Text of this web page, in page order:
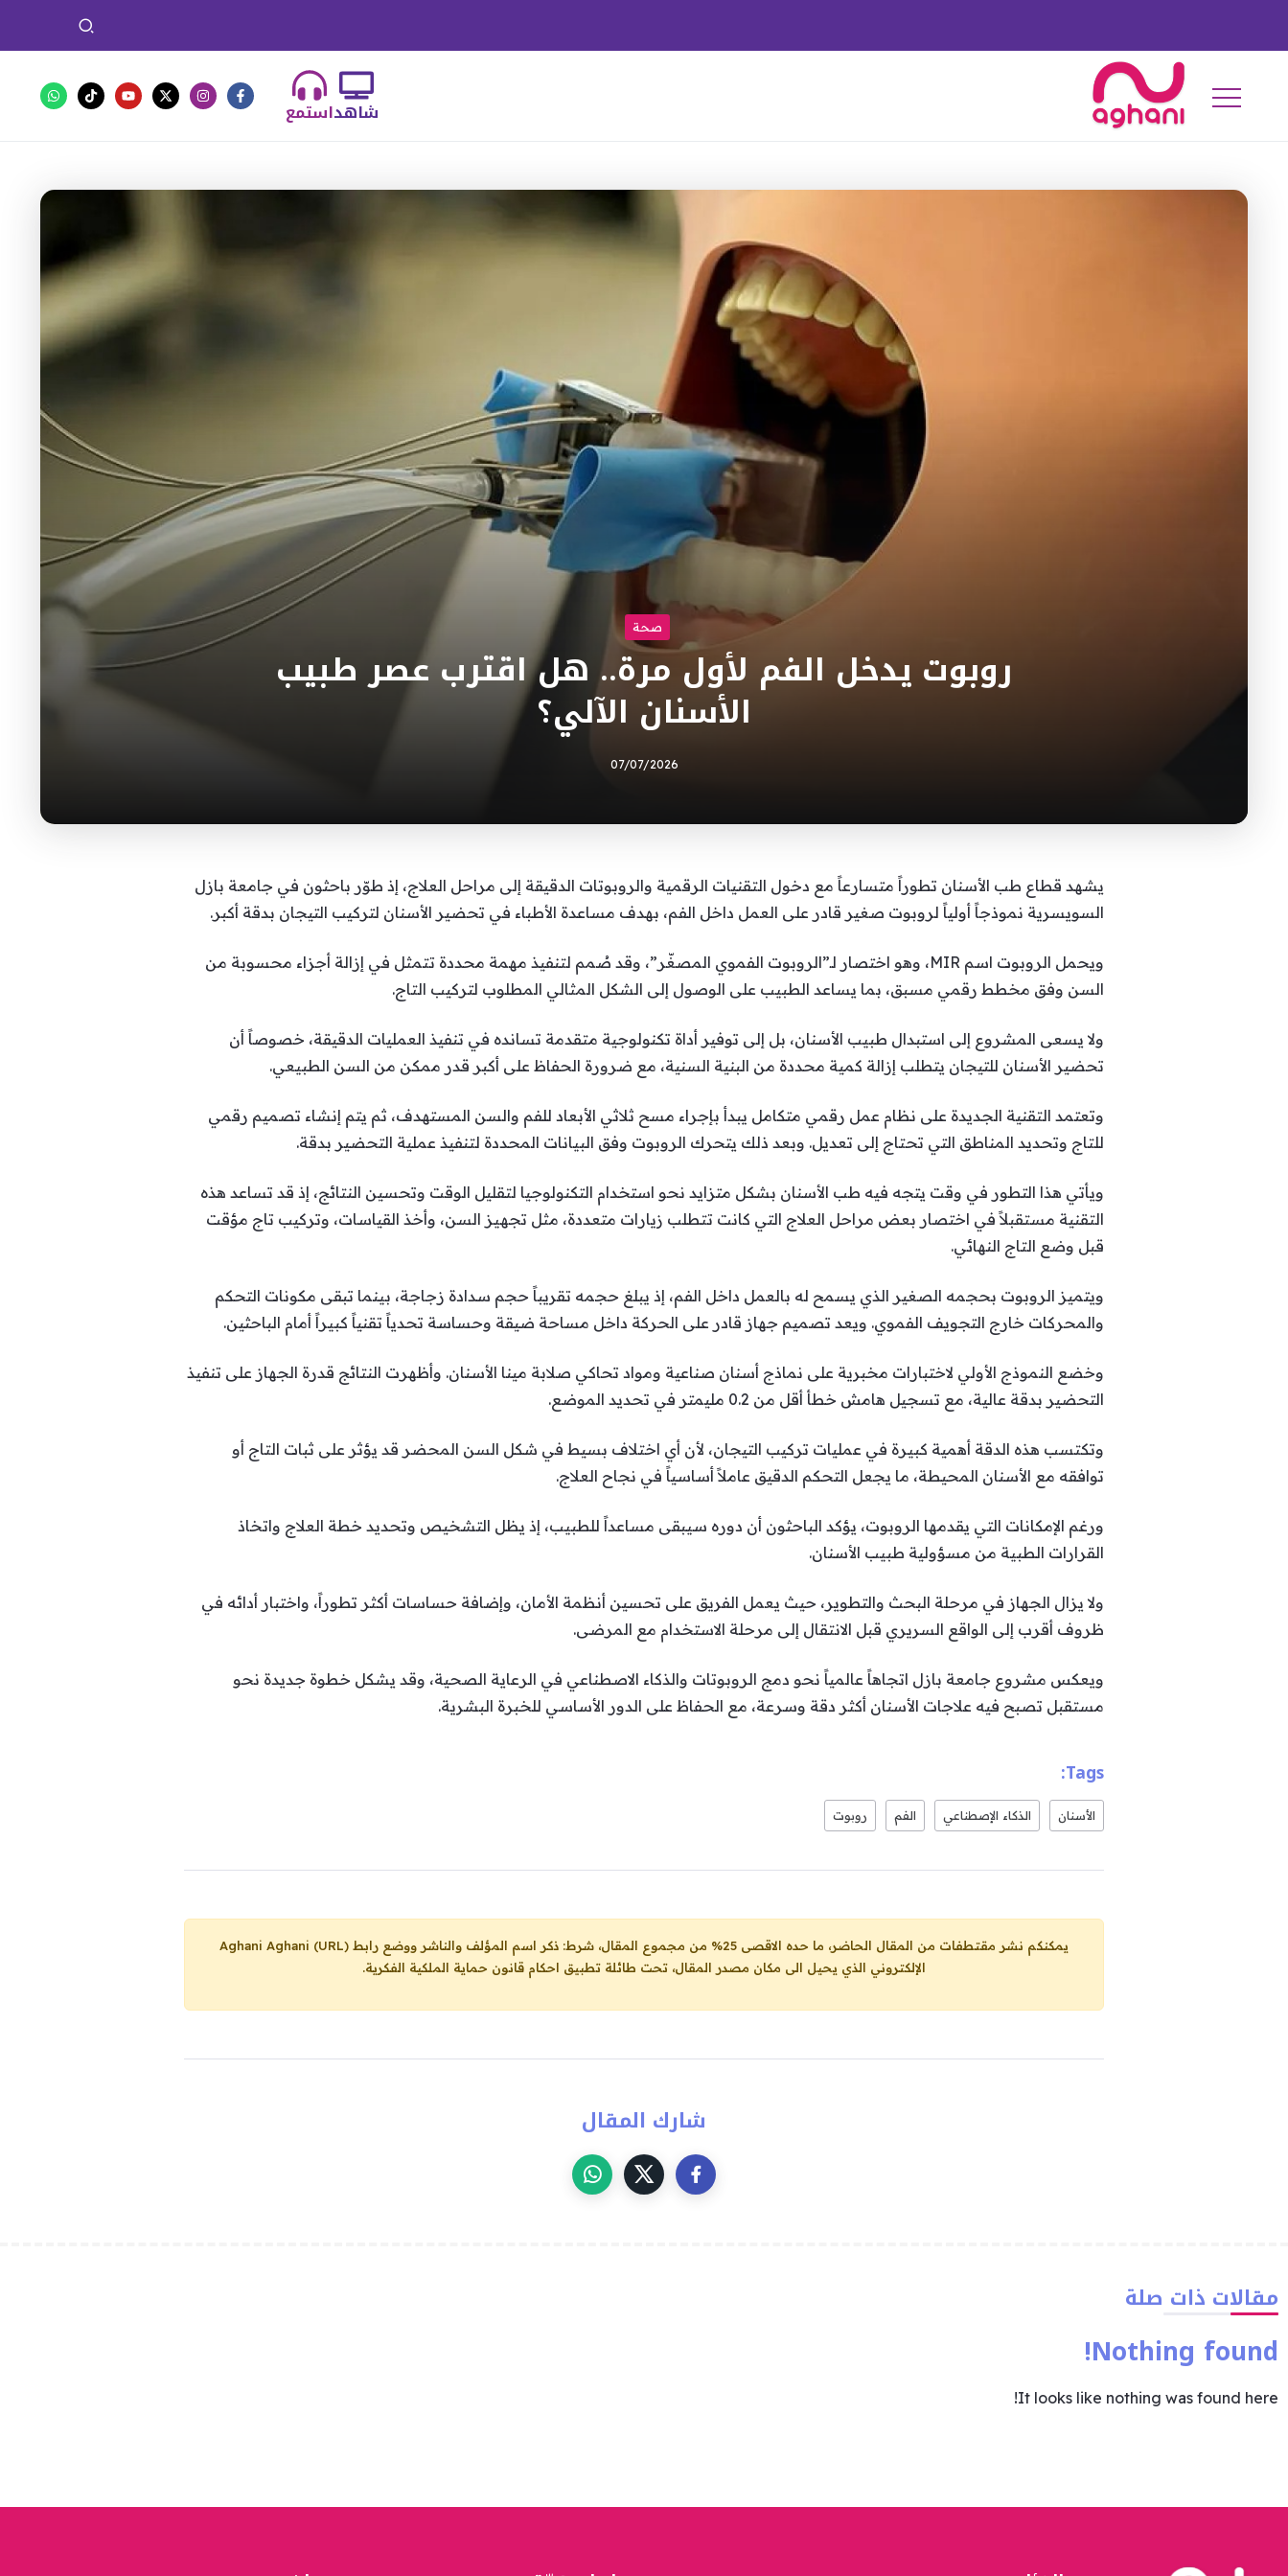
استمعشاهد
صحة
روبوت يدخل الفم لأول مرة.. هل اقترب عصر طبيب
الأسنان الآلي؟
07/07/2026
يشهد قطاع طب الأسنان تطوراً متسارعاً مع دخول التقنيات الرقمية والروبوتات الدقيقة إلى مراحل العلاج، إذ طوّر باحثون في جامعة بازل
السويسرية نموذجاً أولياً لروبوت صغير قادر على العمل داخل الفم، بهدف مساعدة الأطباء في تحضير الأسنان لتركيب التيجان بدقة أكبر.
ويحمل الروبوت اسم MIR، وهو اختصار لـ”الروبوت الفموي المصغّر”، وقد صُمم لتنفيذ مهمة محددة تتمثل في إزالة أجزاء محسوبة من
السن وفق مخطط رقمي مسبق، بما يساعد الطبيب على الوصول إلى الشكل المثالي المطلوب لتركيب التاج.
ولا يسعى المشروع إلى استبدال طبيب الأسنان، بل إلى توفير أداة تكنولوجية متقدمة تسانده في تنفيذ العمليات الدقيقة، خصوصاً أن
تحضير الأسنان للتيجان يتطلب إزالة كمية محددة من البنية السنية، مع ضرورة الحفاظ على أكبر قدر ممكن من السن الطبيعي.
وتعتمد التقنية الجديدة على نظام عمل رقمي متكامل يبدأ بإجراء مسح ثلاثي الأبعاد للفم والسن المستهدف، ثم يتم إنشاء تصميم رقمي
للتاج وتحديد المناطق التي تحتاج إلى تعديل. وبعد ذلك يتحرك الروبوت وفق البيانات المحددة لتنفيذ عملية التحضير بدقة.
ويأتي هذا التطور في وقت يتجه فيه طب الأسنان بشكل متزايد نحو استخدام التكنولوجيا لتقليل الوقت وتحسين النتائج، إذ قد تساعد هذه
التقنية مستقبلاً في اختصار بعض مراحل العلاج التي كانت تتطلب زيارات متعددة، مثل تجهيز السن، وأخذ القياسات، وتركيب تاج مؤقت
قبل وضع التاج النهائي.
ويتميز الروبوت بحجمه الصغير الذي يسمح له بالعمل داخل الفم، إذ يبلغ حجمه تقريباً حجم سدادة زجاجة، بينما تبقى مكونات التحكم
والمحركات خارج التجويف الفموي. ويعد تصميم جهاز قادر على الحركة داخل مساحة ضيقة وحساسة تحدياً تقنياً كبيراً أمام الباحثين.
وخضع النموذج الأولي لاختبارات مخبرية على نماذج أسنان صناعية ومواد تحاكي صلابة مينا الأسنان. وأظهرت النتائج قدرة الجهاز على تنفيذ
التحضير بدقة عالية، مع تسجيل هامش خطأ أقل من 0.2 مليمتر في تحديد الموضع.
وتكتسب هذه الدقة أهمية كبيرة في عمليات تركيب التيجان، لأن أي اختلاف بسيط في شكل السن المحضر قد يؤثر على ثبات التاج أو
توافقه مع الأسنان المحيطة، ما يجعل التحكم الدقيق عاملاً أساسياً في نجاح العلاج.
ورغم الإمكانات التي يقدمها الروبوت، يؤكد الباحثون أن دوره سيبقى مساعداً للطبيب، إذ يظل التشخيص وتحديد خطة العلاج واتخاذ
القرارات الطبية من مسؤولية طبيب الأسنان.
ولا يزال الجهاز في مرحلة البحث والتطوير، حيث يعمل الفريق على تحسين أنظمة الأمان، وإضافة حساسات أكثر تطوراً، واختبار أدائه في
ظروف أقرب إلى الواقع السريري قبل الانتقال إلى مرحلة الاستخدام مع المرضى.
ويعكس مشروع جامعة بازل اتجاهاً عالمياً نحو دمج الروبوتات والذكاء الاصطناعي في الرعاية الصحية، وقد يشكل خطوة جديدة نحو
مستقبل تصبح فيه علاجات الأسنان أكثر دقة وسرعة، مع الحفاظ على الدور الأساسي للخبرة البشرية.
Tags:
الأسنان الذكاء الإصطناعي الفم روبوت
يمكنكم نشر مقتطفات من المقال الحاضر، ما حده الاقصى 25% من مجموع المقال، شرط: ذكر اسم المؤلف والناشر ووضع رابط
Aghani Aghani (URL)
الإلكتروني الذي يحيل الى مكان مصدر المقال، تحت طائلة تطبيق احكام قانون حماية الملكية الفكرية.
شارك المقال
مقالات ذات صلة
Nothing found!
It looks like nothing was found here!